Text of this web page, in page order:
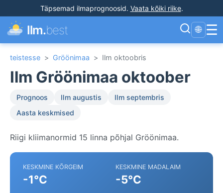
Täpsemad ilmaprognoosid. Vaata kõiki riike.
Ilm.best 🌐 ☰
teistesse > Gröönimaa > Ilm oktoobris
Ilm Gröönimaa oktoober
Prognoos Ilm augustis
Ilm septembris
Aasta keskmised
Riigi kliimanormid 15 linna põhjal Gröönimaa.
KESKMINE KÕRGEIM
-1°C
KESKMINE MADALAIM
-5°C